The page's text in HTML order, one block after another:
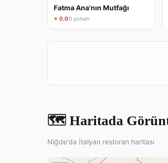
Fatma Ana'nın Mutfağı
⭐ 0.00 yorum
🗺️ Haritada
Niğde'da İtalyan restoran haritası